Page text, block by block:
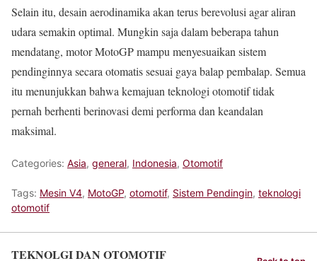
Selain itu, desain aerodinamika akan terus berevolusi agar aliran
udara semakin optimal. Mungkin saja dalam beberapa tahun
mendatang, motor MotoGP mampu menyesuaikan sistem
pendinginnya secara otomatis sesuai gaya balap pembalap. Semua
itu menunjukkan bahwa kemajuan teknologi otomotif tidak
pernah berhenti berinovasi demi performa dan keandalan
maksimal.
Categories: Asia, general, Indonesia, Otomotif
Tags: Mesin V4, MotoGP, otomotif, Sistem Pendingin, teknologi
otomotif
TEKNOLGI DAN OTOMOTIF